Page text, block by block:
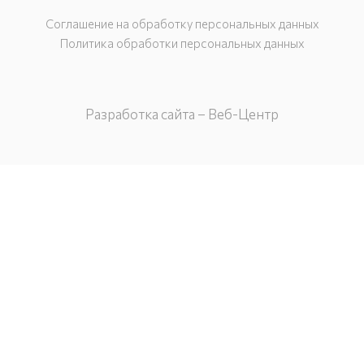
Соглашение на обработку персональных данных
Политика обработки персональных данных
Разработка сайта – Веб-Центр